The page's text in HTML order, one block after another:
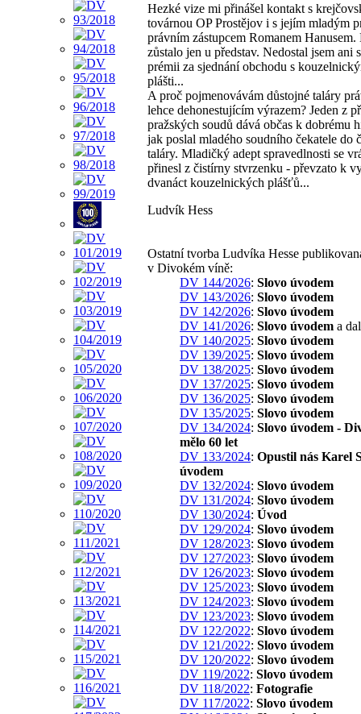
Hezké vize mi přinášel kontakt s
továrnou OP Prostějov i s jejím mladým
právním zástupcem Romanem Hanusem.
zůstalo jen u představ. Nedostal jsem ani
prémii za sjednání obchodu s
plášti...
A proč pojmenovávám důstojné taláry
lehce dehonestujícím výrazem? Jeden z
pražských soudů dává občas k dobrému
jak poslal mladého soudního čekatele do
taláry. Mladičký adept spravedlnosti se
přinesl z čistírny stvrzenku - převzato k
dvanáct kouzelnických plášťů...
Ludvík Hess
Ostatní tvorba Ludvíka Hesse
v Divokém víně:
DV 144/2026: Slovo úvodem
DV 143/2026: Slovo úvodem
DV 142/2026: Slovo úvodem
DV 141/2026: Slovo úvodem a
DV 140/2025: Slovo úvodem
DV 139/2025: Slovo úvodem
DV 138/2025: Slovo úvodem
DV 137/2025: Slovo úvodem
DV 136/2025: Slovo úvodem
DV 135/2025: Slovo úvodem
DV 134/2024: Slovo úvodem -
mělo 60 let
DV 133/2024: Opustil nás Karel
úvodem
DV 132/2024: Slovo úvodem
DV 131/2024: Slovo úvodem
DV 130/2024: Úvod
DV 129/2024: Slovo úvodem
DV 128/2023: Slovo úvodem
DV 127/2023: Slovo úvodem
DV 126/2023: Slovo úvodem
DV 125/2023: Slovo úvodem
DV 124/2023: Slovo úvodem
DV 123/2023: Slovo úvodem
DV 122/2022: Slovo úvodem
DV 121/2022: Slovo úvodem
DV 120/2022: Slovo úvodem
DV 119/2022: Slovo úvodem
DV 118/2022: Fotografie
DV 117/2022: Slovo úvodem